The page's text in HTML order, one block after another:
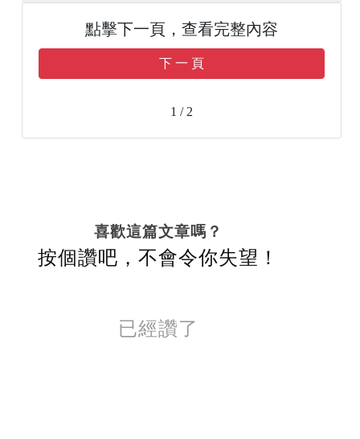
點擊下一頁，查看完整內容
下 一 頁
1 / 2
喜歡這篇文章嗎？
按個讚吧，不會令你失望！
已經讚了